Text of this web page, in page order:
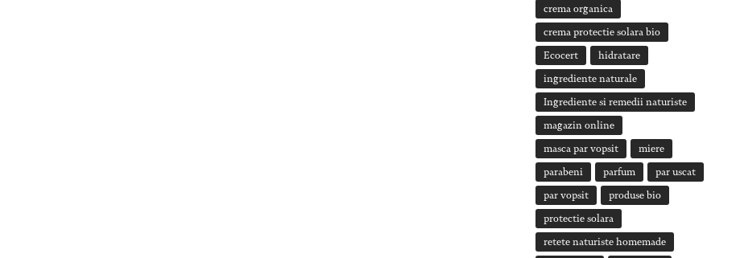
crema organica
crema protectie solara bio
Ecocert hidratare
ingrediente naturale
Ingrediente si remedii naturiste
magazin online
masca par vopsit miere
parabeni parfum par uscat
par vopsit produse bio
protectie solara
retete naturiste homemade